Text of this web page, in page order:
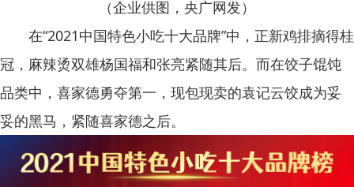
（企业供图，央广网发）
在“2021中国特色小吃十大品牌”中，正新鸡排摘得桂
冠，麻辣烫双雄杨国福和张亮紧随其后。而在饺子馄饨
品类中，喜家德勇夺第一，现包现卖的袁记云饺成为妥
妥的黑马，紧随喜家德之后。